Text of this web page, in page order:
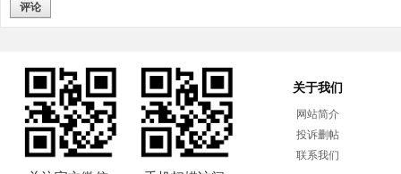
评论
关于我们
网站简介
投诉删帖
联系我们